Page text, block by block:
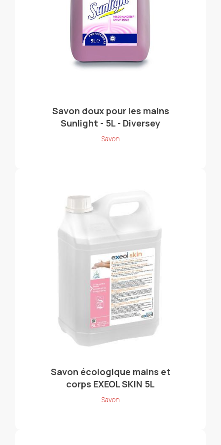
Savon doux pour les mains
Sunlight - 5L - Diversey
Savon
Savon écologique mains et
corps EXEOL SKIN 5L
Savon